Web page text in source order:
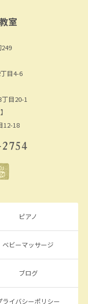
室
目4-6
目20-1
12-18
ベビーマッサージ
ピアノ
ライバシーポリシー
ブログ